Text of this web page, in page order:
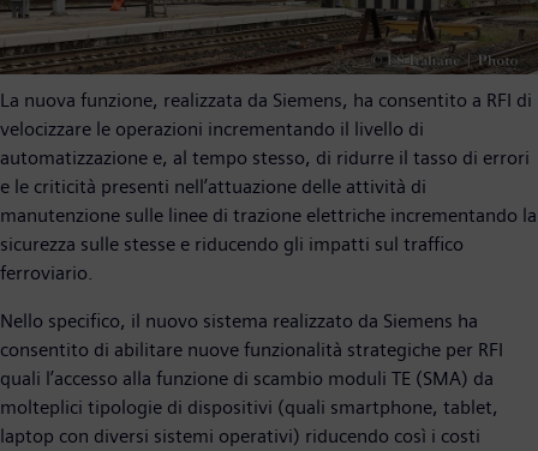
La nuova funzione, realizzata da Siemens, ha consentito a RFI di
velocizzare le operazioni incrementando il livello di
automatizzazione e, al tempo stesso, di ridurre il tasso di errori
e le criticità presenti nell’attuazione delle attività di
manutenzione sulle linee di trazione elettriche incrementando la
sicurezza sulle stesse e riducendo gli impatti sul traffico
ferroviario.
Nello specifico, il nuovo sistema realizzato da Siemens ha
consentito di abilitare nuove funzionalità strategiche per RFI
quali l’accesso alla funzione di scambio moduli TE (SMA) da
molteplici tipologie di dispositivi (quali smartphone, tablet,
laptop con diversi sistemi operativi) riducendo così i costi